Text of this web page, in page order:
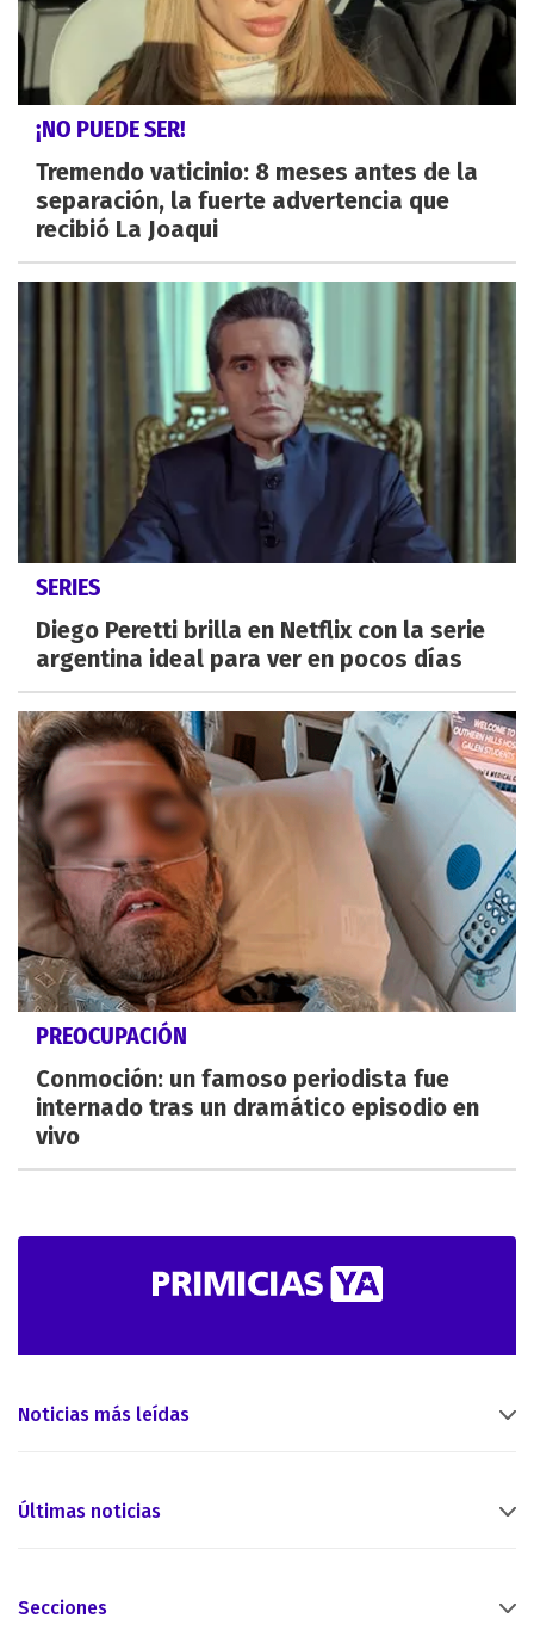
¡NO PUEDE SER!
Tremendo vaticinio: 8 meses antes de la
separación, la fuerte advertencia que
recibió La Joaqui
SERIES
Diego Peretti brilla en Netflix con la serie
argentina ideal para ver en pocos días
PREOCUPACIÓN
Conmoción: un famoso periodista fue
internado tras un dramático episodio en
vivo
Noticias más leídas
Últimas noticias
Secciones